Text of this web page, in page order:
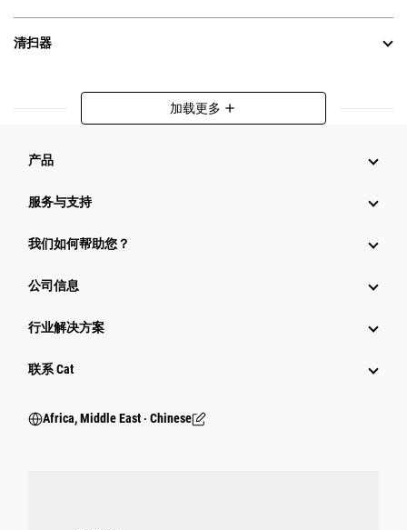
清扫器
加载更多 add
产品
服务与支持
我们如何帮助您？
公司信息
行业解决方案
行业
联系 Cat
Africa, Middle East ‧ Chinese